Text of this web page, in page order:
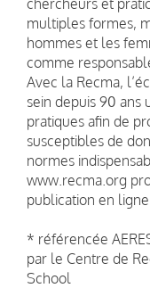
multiples formes,
hommes et les
comme
Avec la Recma,
sein depuis 90 ans
pratiques afin de
susceptibles de
normes
www.recma.org
publication en ligne.
* référencée
par le Centre de
School